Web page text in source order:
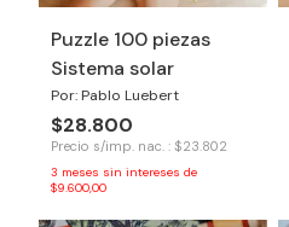
Puzzle 100 piezas
Sistema solar
Por: Pablo Luebert
$28.800
Precio s/imp. nac. : $23.802
3 meses sin intereses de
$9.600,00